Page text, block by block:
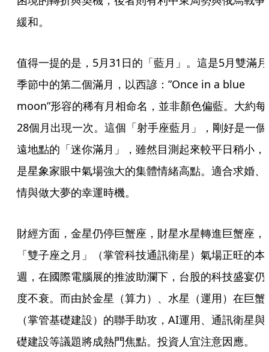
緩和。
值得一提的是，5月31日的「藍月」。這是5月雙滿月
季節中的第二個滿月，以西諺：”Once in a blue
moon”形容的稀有月相命名，並非顏色偏藍。大約每
28個月出現一次。這個「射手座藍月」，剛好是一個
遠地點的「迷你滿月」，雖然目測起來較平日稍小，
是星象家眼中氣場強大的集體情緒高點。適合求婚、
情與做大夢的幸運時機。
財經方面，金星仍停巨蟹座，財星水星轉進巨蟹座，
「雙子座之月」（掌管科技通訊衛星）氣場正旺的本
週，在國際電腦展的推波助瀾下，台股的科技盛宴仍
度不衰。而由於金星（算力）、水星（運用）在巨蟹
（掌管基礎建設）的聯手助攻，AI運用、通訊衛星與
礎建設等議題將成熱門焦點。投資人宜注意因應。